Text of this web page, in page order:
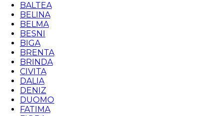
BALTEA
BELINA
BELMA
BESNI
BIGA
BRENTA
BRINDA
CIVITA
DALIA
DENIZ
DUOMO
FATIMA